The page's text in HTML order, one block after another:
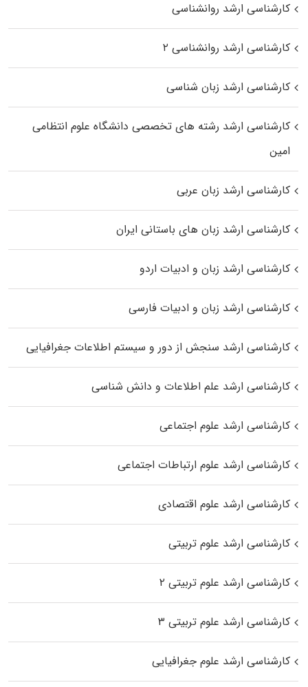
کارشناسی ارشد روانشناسی
کارشناسی ارشد روانشناسی ۲
کارشناسی ارشد زبان شناسی
کارشناسی ارشد رﺷﺘﻪ ﻫﺎی تخصصی داﻧﺸﮕﺎه ﻋﻠﻮم انتظامی
اﻣﻴﻦ
کارشناسی ارشد زبان عربی
کارشناسی ارشد زبان‌ های باستانی ایران
کارشناسی ارشد زبان و ادبیات اردو
کارشناسی ارشد زبان و ادبیات فارسی
کارشناسی ارشد سنجش از دور و سیستم اطلاعات جغرافیایی
کارشناسی ارشد علم اطلاعات و دانش شناسی
کارشناسی ارشد علوم اجتماعی
کارشناسی ارشد علوم ارتباطات اجتماعی
کارشناسی ارشد علوم اقتصادی
کارشناسی ارشد علوم تربیتی
کارشناسی ارشد علوم تربیتی ۲
کارشناسی ارشد علوم تربیتی ۳
کارشناسی ارشد علوم جغرافیایی